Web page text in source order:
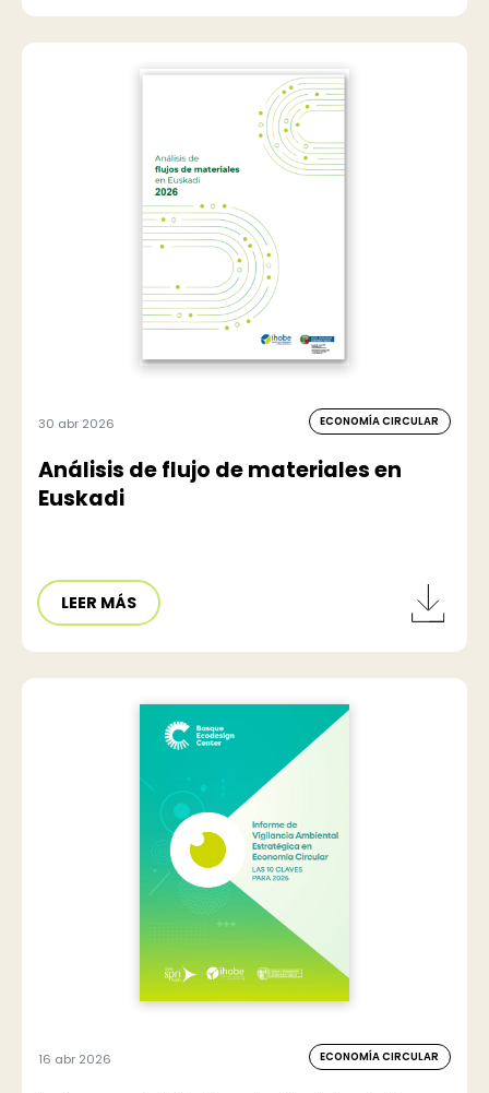
30 abr 2026 ECONOMÍA CIRCULAR
Análisis de flujo de materiales en
Euskadi
LEER MÁS
16 abr 2026 ECONOMÍA CIRCULAR